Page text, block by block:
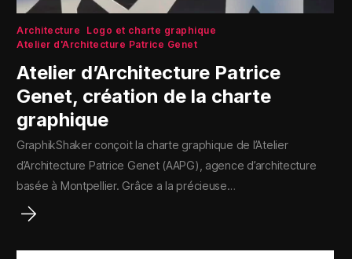
Architecture
Logo et charte graphique
Atelier d'Architecture Patrice Genet
Atelier d’Architecture Patrice
Genet, création de la charte
graphique
GraphikShaker conçoit la charte graphique de l’Atelier
d’Architecture Patrice Genet (AAPG), agence d’architecture
basée à Montpellier. Grâce a la précieuse…